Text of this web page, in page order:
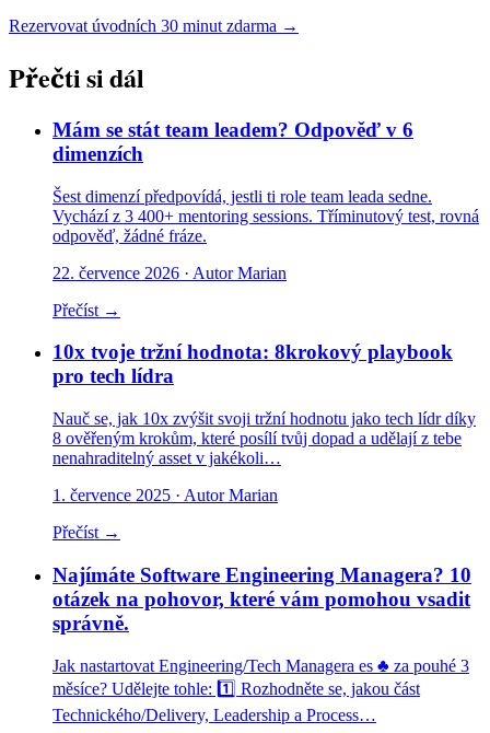
Rezervovat úvodních 30 minut zdarma →
Přečti si dál
Mám se stát team leadem? Odpověď v 6
dimenzích
Šest dimenzí předpovídá, jestli ti role team leada sedne.
Vychází z 3 400+ mentoring sessions. Tříminutový test, rovná
odpověď, žádné fráze.
22. července 2026 · Autor Marian
Přečíst →
10x tvoje tržní hodnota: 8krokový playbook
pro tech lídra
Nauč se, jak 10x zvýšit svoji tržní hodnotu jako tech lídr díky
8 ověřeným krokům, které posílí tvůj dopad a udělají z tebe
nenahraditelný asset v jakékoli…
1. července 2025 · Autor Marian
Přečíst →
Najímáte Software Engineering Managera? 10
otázek na pohovor, které vám pomohou vsadit
správně.
Jak nastartovat Engineering/Tech Managera es ♣️ za pouhé 3
měsíce? Udělejte tohle: 1️⃣ Rozhodněte se, jakou část
Technického/Delivery, Leadership a Process…